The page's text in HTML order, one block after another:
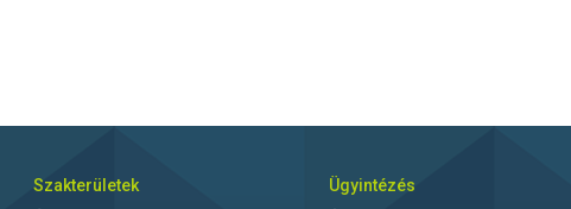
Szakterületek Ügyintézés